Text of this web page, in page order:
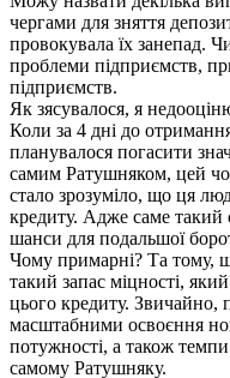
чергами для зняття
провокувала їх занепад.
проблеми підприємств,
підприємств.
Як зясувалося, я
Коли за 4 дні до
планувалося погасити
самим Ратушняком, цей
стало зрозуміло, що ця
кредиту. Адже саме такий
шанси для подальшої
Чому примарні? Та тому,
такий запас міцності,
цього кредиту. Звичайно,
масштабними освоєння
потужності, а також
самому Ратушняку.